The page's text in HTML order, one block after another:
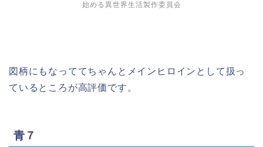
始める異世界生活製作委員会
図柄にもなっててちゃんとメインヒロインとして扱っ
ているところが高評価です。
青７